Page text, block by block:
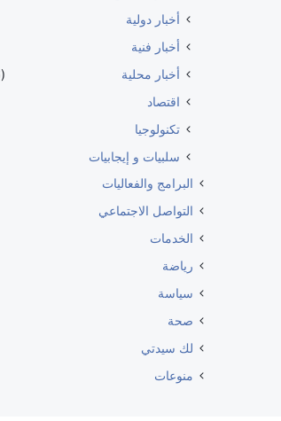
أخبار دولية
أخبار فنية
أخبار محلية
(1٬616)
اقتصاد
تكنولوجيا
سلبيات و إيجابيات
البرامج والفعاليات
التواصل الاجتماعي
الخدمات
رياضة
سياسة
صحة
لك سيدتي
منوعات